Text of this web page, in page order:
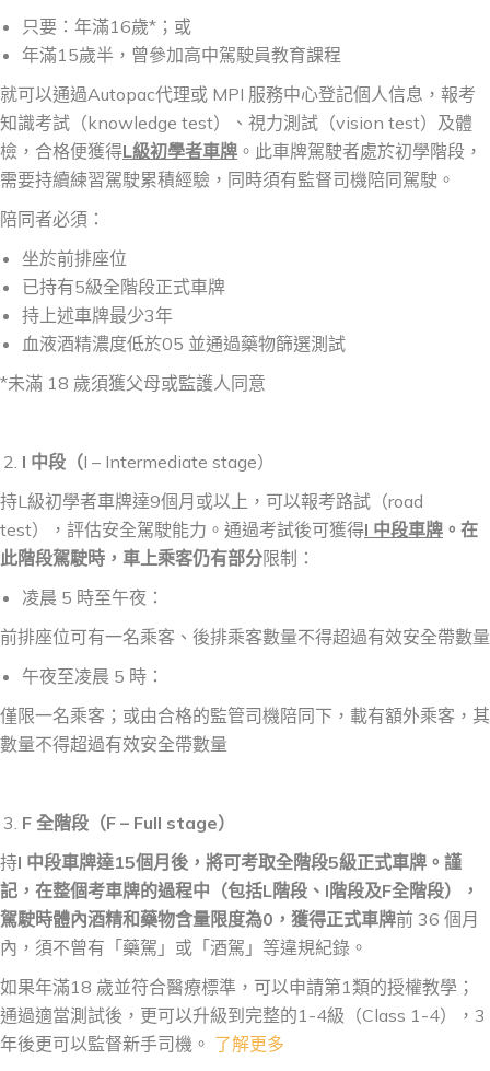
只要：年滿16歲*；或
年滿15歲半，曾參加高中駕駛員教育課程
就可以通過Autopac代理或 MPI 服務中心登記個人信息，報考
知識考試（knowledge test）、視力測試（vision test）及體
檢，合格便獲得L級初學者車牌 。此車牌駕駛者處於初學階段，
需要持續練習駕駛累積經驗，同時須有監督司機陪同駕駛。
陪同者必須：
坐於前排座位
已持有5級全階段正式車牌
持上述車牌最少3年
血液酒精濃度低於05 並通過藥物篩選測試
*未滿 18 歲須獲父母或監護人同意
I 中段（I – Intermediate stage）
持L級初學者車牌達9個月或以上，可以報考路試（road
test），評估安全駕駛能力。通過考試後可獲得I 中段車牌 。在
此階段駕駛時，車上乘客仍有部分限制：
凌晨 5 時至午夜：
前排座位可有一名乘客、後排乘客數量不得超過有效安全帶數量
午夜至凌晨 5 時：
僅限一名乘客；或由合格的監管司機陪同下，載有額外乘客，其
數量不得超過有效安全帶數量
F 全階段（F – Full stage）
持I 中段車牌達15個月後，將可考取全階段5級正式車牌。謹
記，在整個考車牌的過程中（包括L階段、 I 階段及F全階段），
駕駛時體內酒精和藥物含量限度為0 ，獲得正式車牌前 36 個月
內，須不曾有「藥駕」或「酒駕」等違規紀錄。
如果年滿18 歲並符合醫療標準，可以申請第1類的授權教學；
通過適當測試後，更可以升級到完整的1-4級（Class 1-4），3
年後更可以監督新手司機。 了解更多